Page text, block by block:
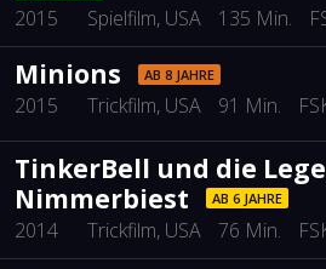
2015 Spielfilm, USA 135 Min.
Minions AB 8 JAHRE
2015 Trickfilm, USA 91 Min.
TinkerBell und die
Nimmerbiest
AB 6 JAHRE
2014 Trickfilm, USA 76 Min.